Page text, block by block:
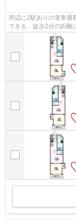
周辺に2駅ありの電車通
できる、徒歩2分の距離
す。自分好みの外観で